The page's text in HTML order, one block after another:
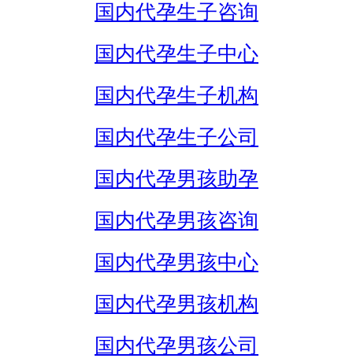
国内代孕生子咨询
国内代孕生子中心
国内代孕生子机构
国内代孕生子公司
国内代孕男孩助孕
国内代孕男孩咨询
国内代孕男孩中心
国内代孕男孩机构
国内代孕男孩公司